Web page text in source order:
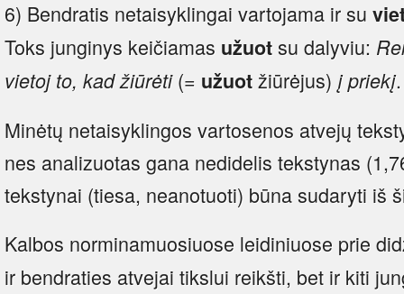
6) Bendratis netaisyklingai vartojama ir su
Toks junginys keičiamas užuotsu dalyviu:
vietoj to, kad žiūrėti(= užuotžiūrėjus) į priekį.
Minėtų netaisyklingos vartosenos atvejų
nes analizuotas gana nedidelis tekstynas
tekstynai (tiesa, neanotuoti) būna sudaryti iš
Kalbos norminamuosiuose leidiniuose prie
ir bendraties atvejai tikslui reikšti, bet ir kiti